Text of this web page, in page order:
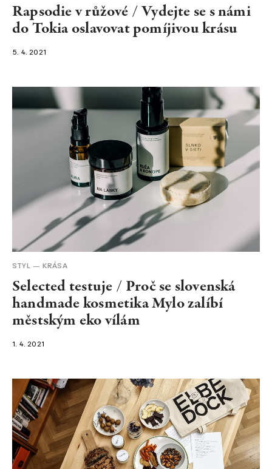
Rapsodie v růžové / Vydejte se s námi
do Tokia oslavovat pomíjivou krásu
5. 4. 2021
STYL KRÁSA
Selected testuje / Proč se slovenská
handmade kosmetika Mylo zalíbí
městským eko vílám
1. 4. 2021